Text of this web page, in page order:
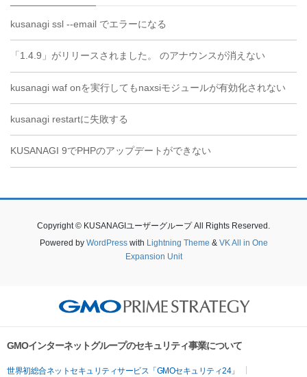
kusanagi ssl --email でエラーになる
「1.4.9」がリリースされました。 のアナウンスが消えない
kusanagi waf onを実行してもnaxsiモジュールが有効化されない
kusanagi restartに失敗する
KUSANAGI 9でPHPのアップデートができない
Copyright © KUSANAGIユーザーグループ All Rights Reserved.
Powered by WordPresswith Lightning Theme & VK All in One
Expansion Unit
GMOインターネットグループのセキュリティ事業について
世界初総合ネットセキュリティサービス「GMOセキュリティ24」